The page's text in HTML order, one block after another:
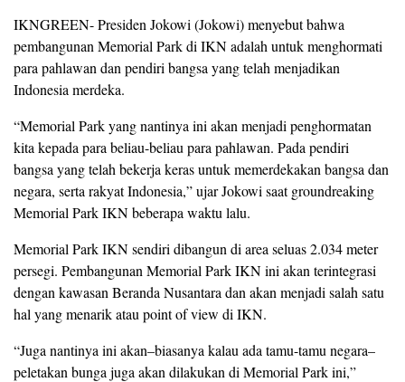
IKNGREEN- Presiden Jokowi (Jokowi) menyebut bahwa
pembangunan Memorial Park di IKN adalah untuk menghormati
para pahlawan dan pendiri bangsa yang telah menjadikan
Indonesia merdeka.
“Memorial Park yang nantinya ini akan menjadi penghormatan
kita kepada para beliau-beliau para pahlawan. Pada pendiri
bangsa yang telah bekerja keras untuk memerdekakan bangsa dan
negara, serta rakyat Indonesia,” ujar Jokowi saat groundreaking
Memorial Park IKN beberapa waktu lalu.
Memorial Park IKN sendiri dibangun di area seluas 2.034 meter
persegi. Pembangunan Memorial Park IKN ini akan terintegrasi
dengan kawasan Beranda Nusantara dan akan menjadi salah satu
hal yang menarik atau point of view di IKN.
“Juga nantinya ini akan–biasanya kalau ada tamu-tamu negara–
peletakan bunga juga akan dilakukan di Memorial Park ini,”